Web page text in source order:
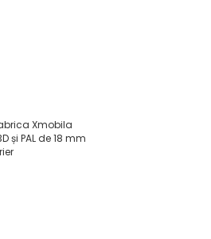
Xmobila
și PAL de 18 mm